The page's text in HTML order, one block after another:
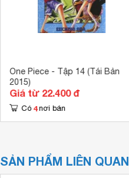
One Piece - Tập 14 (Tái Bản
2015)
Giá từ 22.400 đ
Có 4 nơi bán
SẢN PHẨM LIÊN QUAN